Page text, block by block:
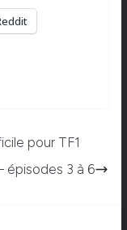
pour TF1
épisodes 3 à 6